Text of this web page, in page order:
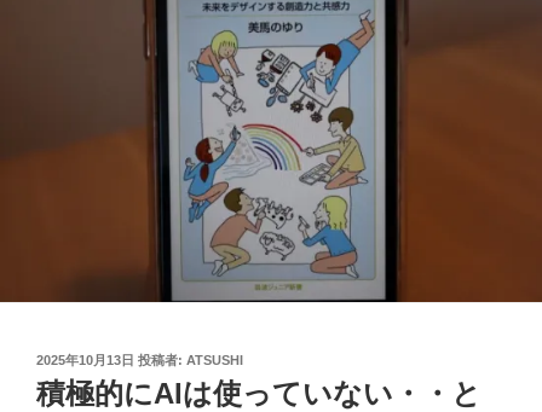
投
稿
日:
2025年10月13日 投稿者: ATSUSHI
積極的にAIは使っていない・・と